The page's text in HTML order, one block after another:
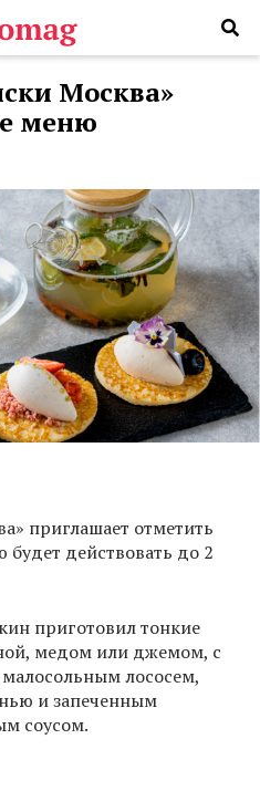
Москва»
меню
приглашает отметить
действовать до 2
приготовил тонкие
медом или джемом, с
лососем,
и запеченным
соусом.